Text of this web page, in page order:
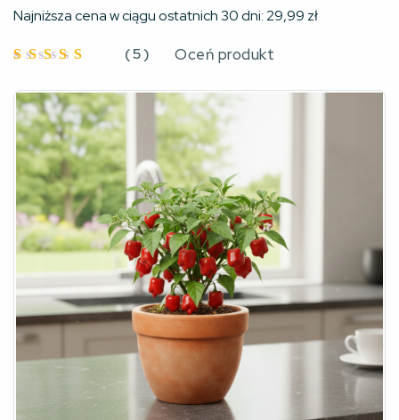
Najniższa cena w ciągu ostatnich 30 dni:29,99 zł
4.8na 5
(5) Oceń produkt